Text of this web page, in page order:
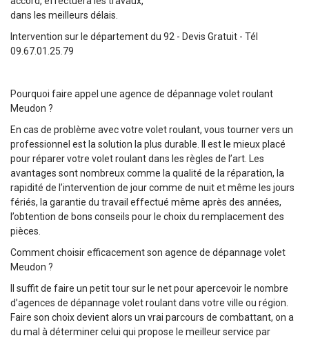
dans les meilleurs délais.
Intervention sur le département du 92 - Devis Gratuit - Tél
09.67.01.25.79
Pourquoi faire appel une agence de dépannage volet roulant
Meudon ?
En cas de problème avec votre volet roulant, vous tourner vers un
professionnel est la solution la plus durable. Il est le mieux placé
pour réparer votre volet roulant dans les règles de l’art. Les
avantages sont nombreux comme la qualité de la réparation, la
rapidité de l’intervention de jour comme de nuit et même les jours
fériés, la garantie du travail effectué même après des années,
l’obtention de bons conseils pour le choix du remplacement des
pièces.
Comment choisir efficacement son agence de dépannage volet
Meudon ?
Il suffit de faire un petit tour sur le net pour apercevoir le nombre
d’agences de dépannage volet roulant dans votre ville ou région.
Faire son choix devient alors un vrai parcours de combattant, on a
du mal à déterminer celui qui propose le meilleur service par